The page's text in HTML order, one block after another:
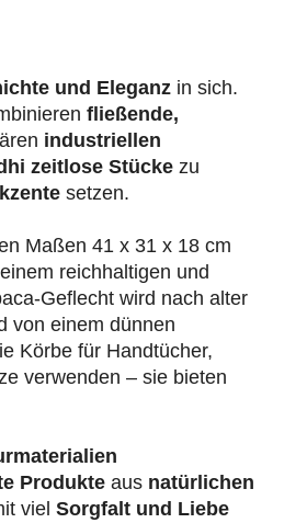
und Eleganz in sich.
fließende,
industriellen
zeitlose Stücke zu
setzen.
Maßen 41 x 31 x 18 cm
reichhaltigen und
Geflecht wird nach alter
von einem dünnen
Körbe für Handtücher,
verwenden – sie bieten
Produkte aus natürlichen
viel Sorgfalt und Liebe